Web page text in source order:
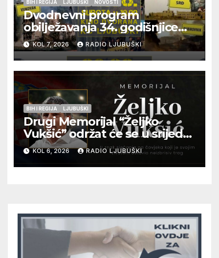
BIH I REGIJA LJUBUŠKI NOVOSTI
Dvodnevni program
obilježavanja 34. godišnjice
pogibije generala Blaža
Kraljevića i osmorice
pripadnika HOS-a
KOL 7, 2026 RADIO LJUBUŠKI
BIH I REGIJA LJUBUŠKI
Drugi Memorijal “Željko
Vukšić” održat će se u srijedu
12. kolovoza u Otoku
KOL 6, 2026 RADIO LJUBUŠKI